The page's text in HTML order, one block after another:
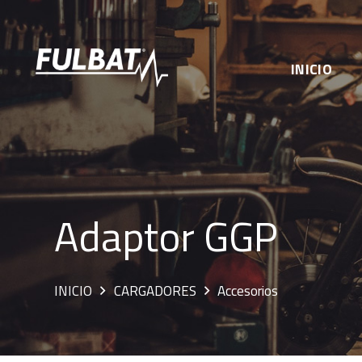
INICIO
Adaptor GGP
INICIO CARGADORES Accesorios